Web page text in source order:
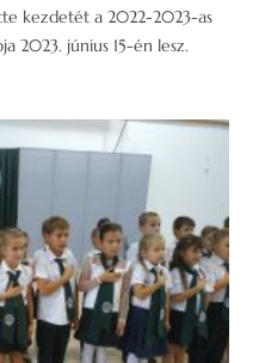
kezdetét a 2022-2023-as
2023. június 15-én lesz.